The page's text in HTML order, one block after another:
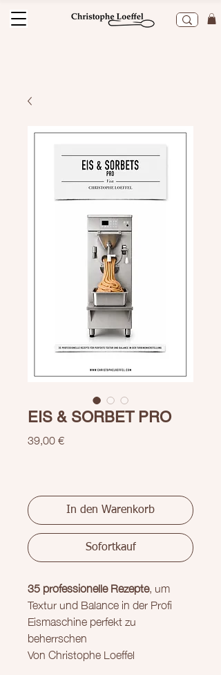
EIS & SORBET PRO
39,00 €Preis
In den Warenkorb
Sofortkauf
35 professionelle Rezepte, um
Textur und Balance in der Profi
Eismaschine perfekt zu
beherrschen
Von Christophe Loeffel